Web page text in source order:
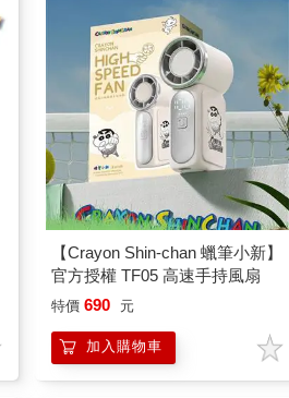
【Crayon Shin-chan 蠟筆小新】
官方授權 TF05 高速手持風扇
特價 690 元
加入購物車